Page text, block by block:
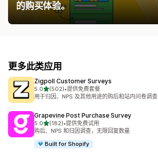
的购买体验。
更多此类应用
Zigpoll Customer Surveys
5.0星（满分 5 星）
(502)
总共 502 条评论
•提供免费套餐
用于归因、NPS 及其他用途的购后和站内问卷调查
Grapevine Post Purchase Survey
5.0星（满分 5 星）
(182)
总共 182 条评论
•提供免费试用
购后、NPS 和归因调查，无限回复数量
Built for Shopify